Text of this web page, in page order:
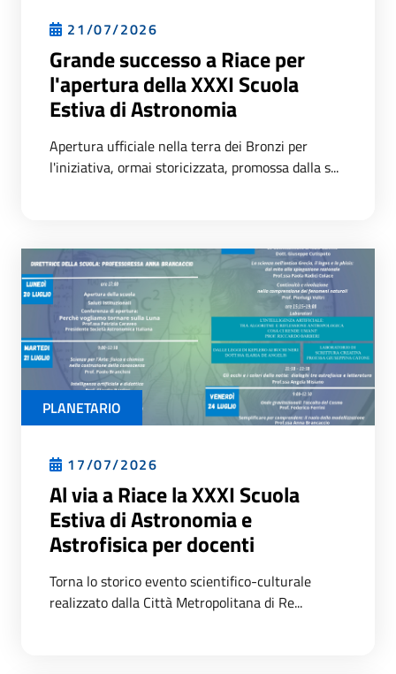
21/07/2026
Grande successo a Riace per
l'apertura della XXXI Scuola
Estiva di Astronomia
Apertura ufficiale nella terra dei Bronzi per
l'iniziativa, ormai storicizzata, promossa dalla s...
PLANETARIO
17/07/2026
Al via a Riace la XXXI Scuola
Estiva di Astronomia e
Astrofisica per docenti
Torna lo storico evento scientifico-culturale
realizzato dalla Città Metropolitana di Re...